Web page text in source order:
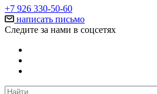
+7 926 330-50-60
написать письмо
Следите за нами в соцсетях